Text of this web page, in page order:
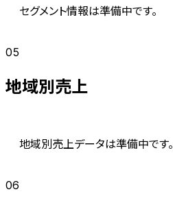
セグメント情報は準備中です。
05
地域別売上
地域別売上データは準備中です。
06